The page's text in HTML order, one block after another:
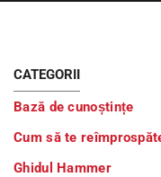
CATEGORII
Bază de cunoștințe
Cum să te
Ghidul Hammer